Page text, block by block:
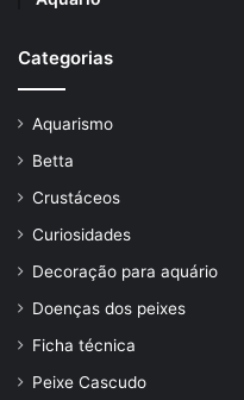
Categorias
Aquarismo
Betta
Crustáceos
Curiosidades
Decoração para aquário
Doenças dos peixes
Ficha técnica
Peixe Cascudo